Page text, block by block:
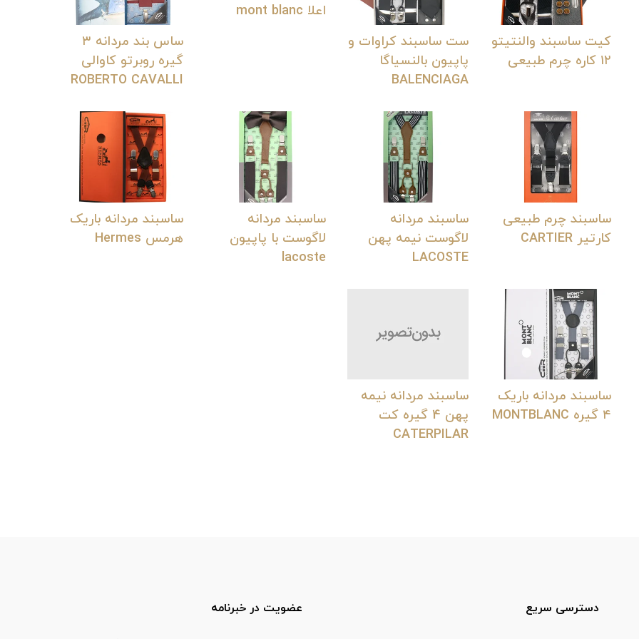
کیت ساسبند والنتیتو
۱۲ کاره چرم طبیعی
ست ساسبند کراوات و
پاپیون بالنسیاگا
BALENCIAGA
اعلا mont blanc
ساس بند مردانه ۳
گیره روبرتو کاوالی
ROBERTO CAVALLI
ساسبند چرم طبیعی
کارتیر CARTIER
ساسبند مردانه
لاگوست نیمه پهن
LACOSTE
ساسبند مردانه
لاگوست با پاپیون
lacoste
ساسبند مردانه باریک
هرمس Hermes
ساسبند مردانه باریک
۴ گیره MONTBLANC
ساسبند مردانه نیمه
پهن 4 گیره کت
CATERPILAR
دسترسی سریع عضویت در خبرنامه